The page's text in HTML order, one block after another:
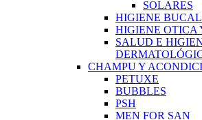
SOLARES
HIGIENE BUCAL
HIGIENE OTICA
SALUD E
CHAMPU Y
PETUXE
BUBBLES
PSH
MEN FOR SAN